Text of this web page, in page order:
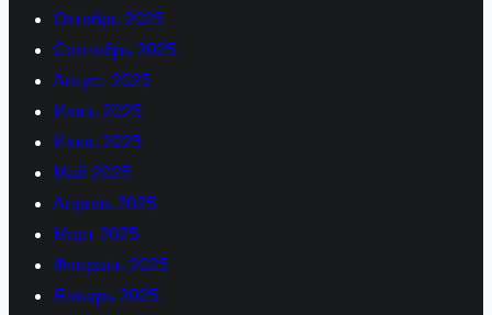
Октябрь 2025
Сентябрь 2025
Август 2025
Июль 2025
Июнь 2025
Май 2025
Апрель 2025
Март 2025
Февраль 2025
Январь 2025